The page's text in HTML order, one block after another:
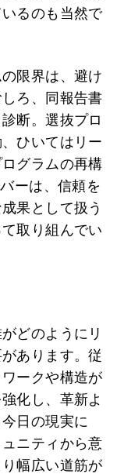
るのも当然で
限界は、避け
ろ、同報告書
断。選抜プロ
ひいてはリー
グラムの再構
ーは、信頼を
果として扱う
取り組んでい
どのようにリ
あります。従
ークや構造が
化し、革新よ
日の現実に
ニティから意
幅広い道筋が